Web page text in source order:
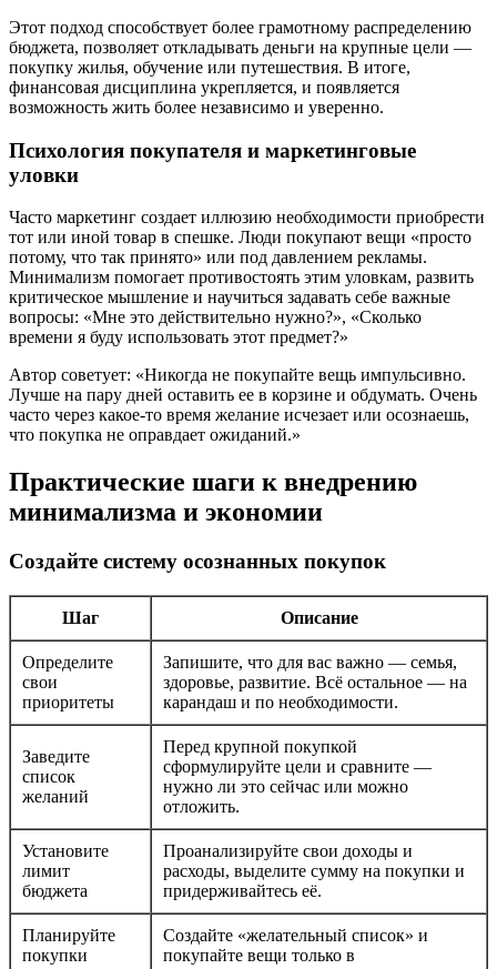
Этот подход способствует более грамотному распределению
бюджета, позволяет откладывать деньги на крупные цели —
покупку жилья, обучение или путешествия. В итоге,
финансовая дисциплина укрепляется, и появляется
возможность жить более независимо и уверенно.
Психология покупателя и маркетинговые
уловки
Часто маркетинг создает иллюзию необходимости приобрести
тот или иной товар в спешке. Люди покупают вещи «просто
потому, что так принято» или под давлением рекламы.
Минимализм помогает противостоять этим уловкам, развить
критическое мышление и научиться задавать себе важные
вопросы: «Мне это действительно нужно?», «Сколько
времени я буду использовать этот предмет?»
Автор советует: «Никогда не покупайте вещь импульсивно.
Лучше на пару дней оставить ее в корзине и обдумать. Очень
часто через какое-то время желание исчезает или осознаешь,
что покупка не оправдает ожиданий.»
Практические шаги к внедрению
минимализма и экономии
Создайте систему осознанных покупок
Шаг Описание
Определите
свои
приоритеты
Запишите, что для вас важно — семья,
здоровье, развитие. Всё остальное — на
карандаш и по необходимости.
Заведите
список
желаний
Перед крупной покупкой
сформулируйте цели и сравните —
нужно ли это сейчас или можно
отложить.
Установите
лимит
бюджета
Проанализируйте свои доходы и
расходы, выделите сумму на покупки и
придерживайтесь её.
Планируйте
покупки
Создайте «желательный список» и
покупайте вещи только в